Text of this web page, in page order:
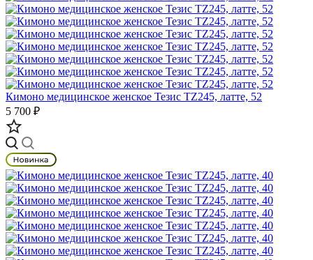
Кимоно медицинское женское Тезис TZ245, латте, 52
5 700 ₽